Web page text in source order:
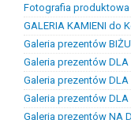
Fotografia produktowa
GALERIA KAMIENI do
Galeria prezentów
Galeria prezentów DLA
Prezenty na chrzest
Prezenty na
Galeria prezentów DLA
Galeria prezentów DLA
Galeria prezentów NA